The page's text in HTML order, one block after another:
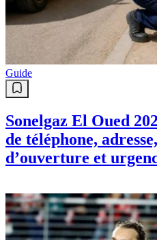
Guide
Sonelgaz El Oued
de téléphone,
d’ouverture et